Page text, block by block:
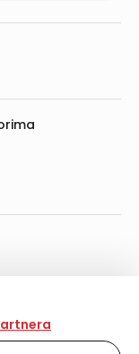
i slične
informacija na